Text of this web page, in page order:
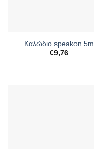
Καλώδιο speakon 5m
€9,76